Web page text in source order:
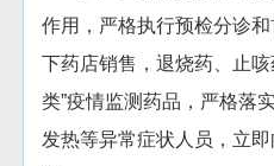
作用，严格执行预检分诊
下药店销售，退烧药、止
类”疫情监测药品，严格落
发热等异常症状人员，立